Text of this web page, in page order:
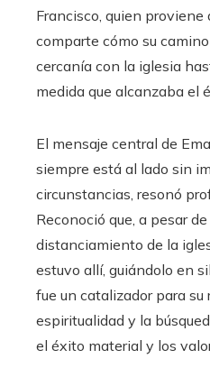
Francisco, quien
comparte cómo su
cercanía con la iglesia
medida que alcanzaba el
El mensaje central de
siempre está al lado sin
circunstancias, resonó
Reconoció que, a pesar
distanciamiento de la
estuvo allí, guiándolo en
fue un catalizador para su
espiritualidad y la
el éxito material y los